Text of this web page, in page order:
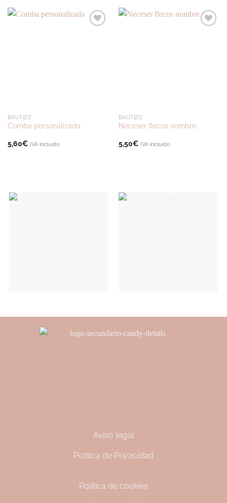
BAUTIZO
Comba personalizada
5,60€ IVA incluido
BAUTIZO
Neceser flecos nombre
5,50€ IVA incluido
Aviso legal
Política de Privacidad
Política de cookies